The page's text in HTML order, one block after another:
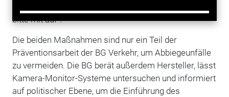
bitte mit auf".
Die beiden Maßnahmen sind nur ein Teil der
Präventionsarbeit der BG Verkehr, um Abbiegeunfälle
zu vermeiden. Die BG berät außerdem Hersteller, lässt
Kamera-Monitor-Systeme untersuchen und informiert
auf politischer Ebene, um die Einführung des